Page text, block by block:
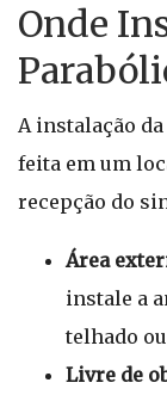
Onde
A instalação
feita em um
recepção do
Área
instale a
telhado
Livre de